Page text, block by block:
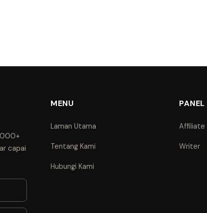
capai
MENU
Laman Utama
Tentang Kami
Hubungi Kami
PANEL
Affiliate
Writer